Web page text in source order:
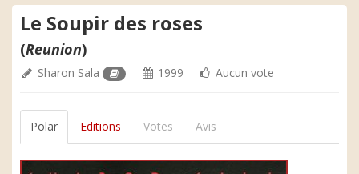
Le Soupir des roses
(Reunion)
Sharon Sala 1999 Aucun vote
Polar Editions Votes Avis